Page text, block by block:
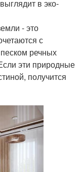
в эко-
- это
с
речных
эти природные
получится